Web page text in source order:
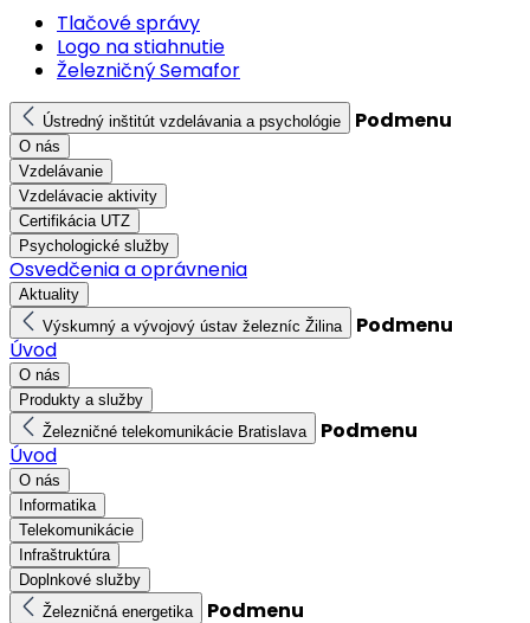
Tlačové správy
Logo na stiahnutie
Železničný Semafor
Ústredný inštitút vzdelávania a psychológie Podmenu
O nás
Vzdelávanie
Vzdelávacie aktivity
Certifikácia UTZ
Psychologické služby
Osvedčenia a oprávnenia
Aktuality
Výskumný a vývojový ústav železníc Žilina
Podmenu
Úvod
O nás
Produkty a služby
Železničné telekomunikácie Bratislava
Podmenu
Úvod
O nás
Informatika
Telekomunikácie
Infraštruktúra
Doplnkové služby
Železničná energetika
Podmenu